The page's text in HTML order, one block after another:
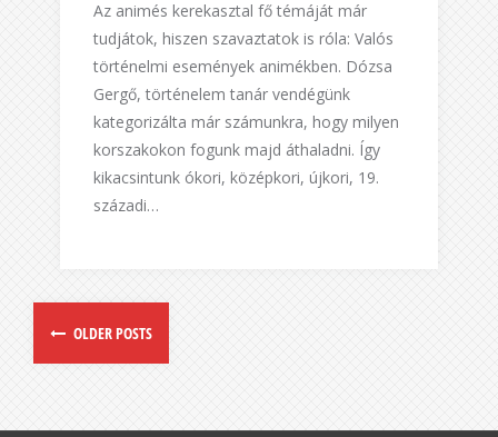
Az animés kerekasztal fő témáját már
tudjátok, hiszen szavaztatok is róla: Valós
történelmi események animékben. Dózsa
Gergő, történelem tanár vendégünk
kategorizálta már számunkra, hogy milyen
korszakokon fogunk majd áthaladni. Így
kikacsintunk ókori, középkori, újkori, 19.
századi…
OLDER POSTS